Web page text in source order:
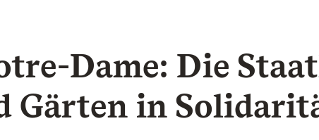
Dame: Die
Gärten in